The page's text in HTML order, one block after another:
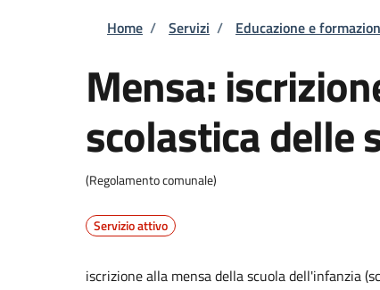
Briciole di pane
Home / Servizi / Educazione e
Mensa:
scolastica delle
(Regolamento comunale)
Servizio attivo
iscrizione alla mensa della scuola dell'infanzia